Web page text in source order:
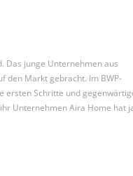
Das junge Unternehmen aus
den Markt gebracht. Im BWP-
ersten Schritte und
Unternehmen Aira Home hat